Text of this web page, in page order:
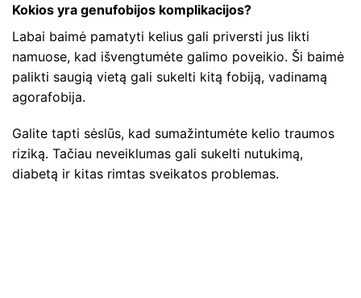
Kokios yra genufobijos komplikacijos?
Labai baimė pamatyti kelius gali priversti jus likti
namuose, kad išvengtumėte galimo poveikio. Ši baimė
palikti saugią vietą gali sukelti kitą fobiją, vadinamą
agorafobija.
Galite tapti sėslūs, kad sumažintumėte kelio traumos
riziką. Tačiau neveiklumas gali sukelti nutukimą,
diabetą ir kitas rimtas sveikatos problemas.